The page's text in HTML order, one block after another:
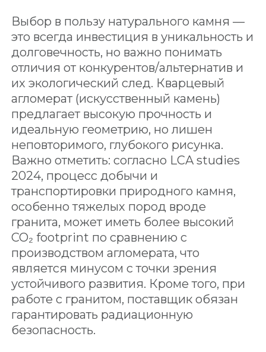
Выбор в пользу натурального камня —
это всегда инвестиция в уникальность и
долговечность, но важно понимать
отличия от конкурентов/альтернатив и
их экологический след. Кварцевый
агломерат (искусственный камень)
предлагает высокую прочность и
идеальную геометрию, но лишен
неповторимого, глубокого рисунка.
Важно отметить: согласно LCA studies
2024, процесс добычи и
транспортировки природного камня,
особенно тяжелых пород вроде
гранита, может иметь более высокий
CO₂ footprint по сравнению с
производством агломерата, что
является минусом с точки зрения
устойчивого развития. Кроме того, при
работе с гранитом, поставщик обязан
гарантировать радиационную
безопасность.